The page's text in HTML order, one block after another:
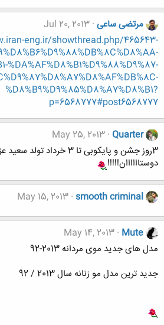
مرتضی ساعی Jul 20, 2013
eng.ir/showthread.php/465643-
%DA%AF%D8%B1%D9%88%D9%87-
%D8%B9%D9%85%D8%A7%D8%B1?
p=6568777#post6568777
Quarter
May 25, 2013
دوستاااااان!!!!!
smooth criminal
May 15, 2013
Mute
May 14, 2013
مدل های جدید موی مردانه 2013-92
جدید ترین مدل مو زنانه سال 2013 / 92